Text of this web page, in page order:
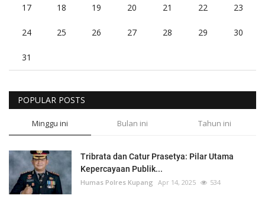
17 18 19 20 21 22 23
24 25 26 27 28 29 30
31
POPULAR POSTS
Minggu ini Bulan ini Tahun ini
Tribrata dan Catur Prasetya: Pilar Utama
Kepercayaan Publik...
Humas Polres Kupang Apr 14, 2025 534